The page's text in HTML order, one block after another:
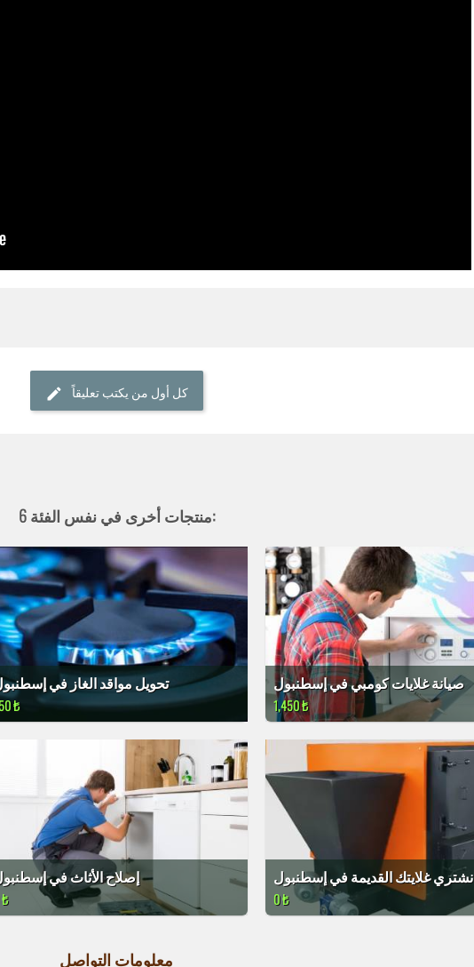
كل أول من يكتب تعليقاً
6 منتجات أخرى في نفس الفئة:
تحويل مواقد الغاز في
₺
صيانة غلايات كومبي في إسطنبول
1,450 ₺
إصلاح الأثاث في نشتري غلايتك القديمة في إسطنبول
0 ₺
معلومات التواصل